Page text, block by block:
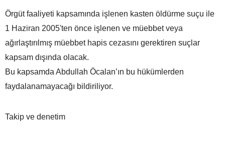
Örgüt faaliyeti kapsamında işlenen kasten öldürme suçu ile
1 Haziran 2005'ten önce işlenen ve müebbet veya
ağırlaştırılmış müebbet hapis cezasını gerektiren suçlar
kapsam dışında olacak.
Bu kapsamda Abdullah Öcalan’ın bu hükümlerden
faydalanamayacağı bildiriliyor.
Takip ve denetim